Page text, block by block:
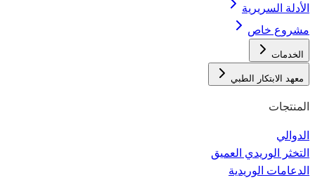
الأدلة السريرية
مشروع خاص
الخدمات
معهد الابتكار الطبي
المنتجات
الدوالي
التخثر الوريدي العميق
الدعامات الوريدية